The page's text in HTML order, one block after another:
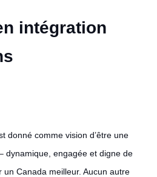
intégration
donné comme vision d’être une
dynamique, engagée et digne de
Canada meilleur. Aucun autre